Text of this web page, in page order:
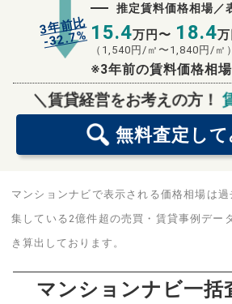
3年前比
-32.7%
推定賃料価格相場／
15.4万円〜 18.4万
（ 1,540 円/㎡〜 1,840 円/㎡）
※3年前の賃料価格相場
＼賃貸経営をお考えの方！
無料査定 し
無料査定スタ
マンションナビで表示される価格相場は
集している2億件超の売買・賃貸事例デー
き算出しております。
マンションナビ一括